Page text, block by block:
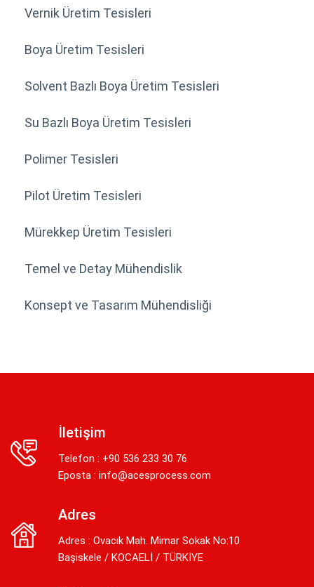
Vernik Üretim Tesisleri
Boya Üretim Tesisleri
Solvent Bazlı Boya Üretim Tesisleri
Su Bazlı Boya Üretim Tesisleri
Polimer Tesisleri
Pilot Üretim Tesisleri
Mürekkep Üretim Tesisleri
Temel ve Detay Mühendislik
Konsept ve Tasarım Mühendisliği
İletişim
Telefon : +90 536 233 30 76
Eposta : info@acesprocess.com
Adres
Adres : Ovacık Mah. Mimar Sokak No:10
Başiskele / KOCAELİ / TÜRKİYE